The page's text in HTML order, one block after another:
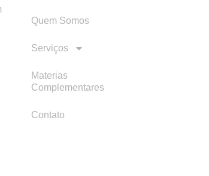
Quem Somos
Serviços
Materias
Complementares
Contato